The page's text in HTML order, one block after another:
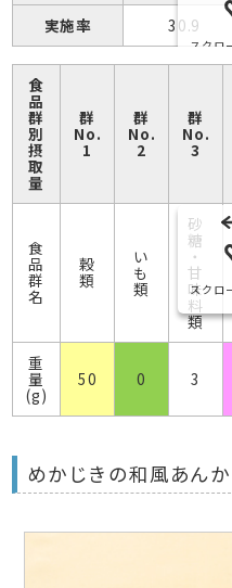
実施率
30.9
スクロ
食
品
群
別
摂
取
量
群
No.
1
群
No.
2
群
No.
3
食
品
群
名
穀
類
い
も
類
砂
糖
・
甘
味
料
類
重
量
(g)
50 0 3
スクロ
めかじきの和風あん